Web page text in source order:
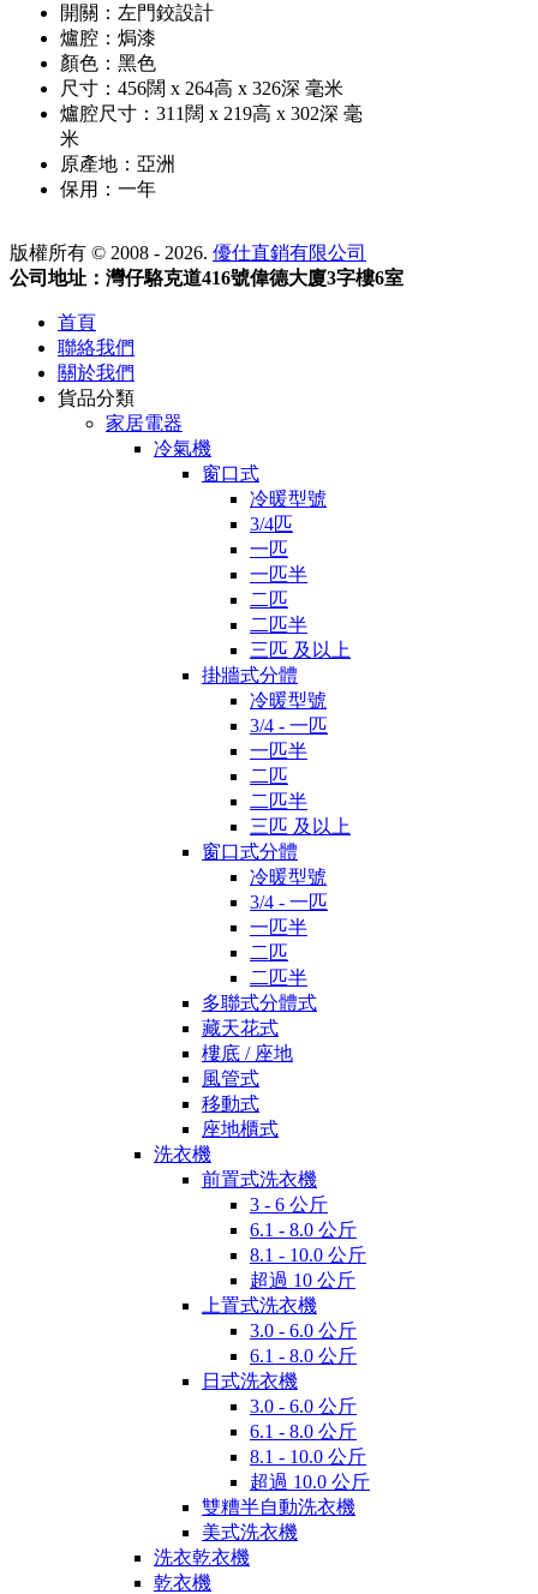
開關：左門鉸設計
爐腔：焗漆
顏色：黑色
尺寸：456闊 x 264高 x 326深 毫米
爐腔尺寸：311闊 x 219高 x 302深 毫
米
原產地：亞洲
保用：一年
版權所有 © 2008 - 2026. 優仕直銷有限公司
公司地址：灣仔駱克道416號偉德大廈3字樓6室
首頁
聯絡我們
關於我們
貨品分類
家居電器
冷氣機
窗口式
冷暖型號
3/4匹
一匹
一匹半
二匹
二匹半
三匹 及以上
掛牆式分體
冷暖型號
3/4 - 一匹
一匹半
二匹
二匹半
三匹 及以上
窗口式分體
冷暖型號
3/4 - 一匹
一匹半
二匹
二匹半
多聯式分體式
藏天花式
樓底 / 座地
風管式
移動式
座地櫃式
洗衣機
前置式洗衣機
3 - 6 公斤
6.1 - 8.0 公斤
8.1 - 10.0 公斤
超過 10 公斤
上置式洗衣機
3.0 - 6.0 公斤
6.1 - 8.0 公斤
日式洗衣機
3.0 - 6.0 公斤
6.1 - 8.0 公斤
8.1 - 10.0 公斤
超過 10.0 公斤
雙糟半自動洗衣機
美式洗衣機
洗衣乾衣機
乾衣機